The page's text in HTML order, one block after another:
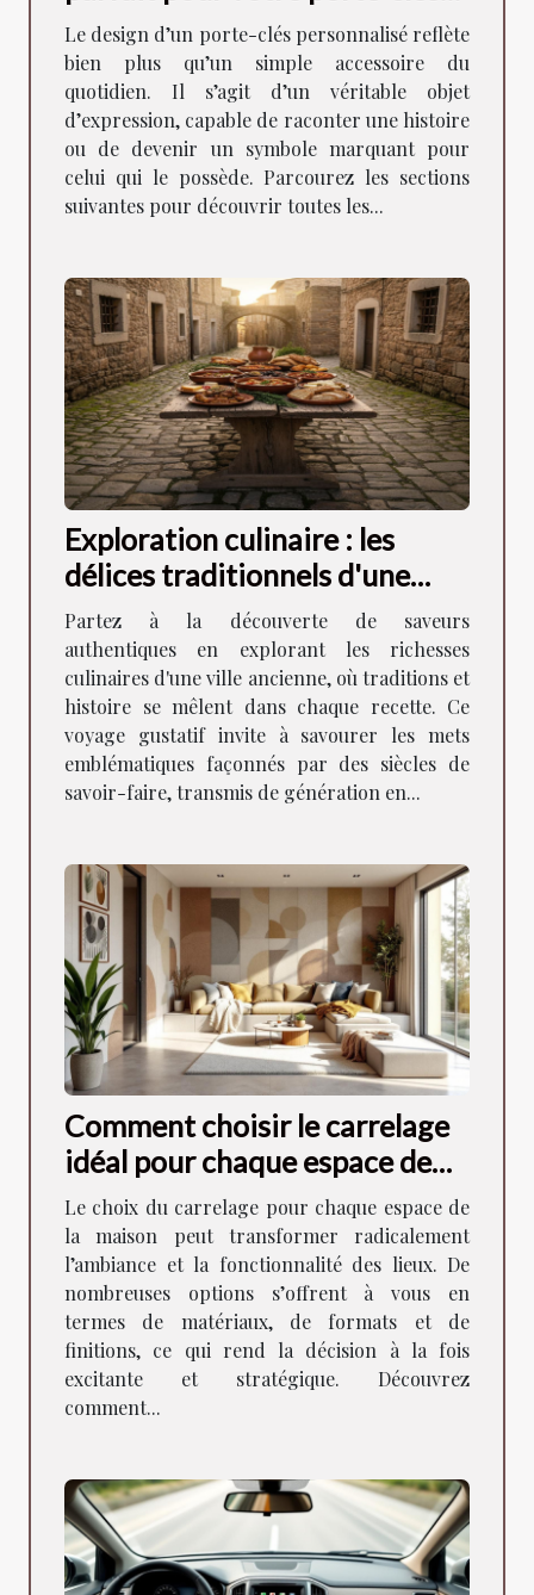
personnalisé ?
Le design d’un porte-clés personnalisé reflète
bien plus qu’un simple accessoire du
quotidien. Il s’agit d’un véritable objet
d’expression, capable de raconter une histoire
ou de devenir un symbole marquant pour
celui qui le possède. Parcourez les sections
suivantes pour découvrir toutes les...
Exploration culinaire : les
délices traditionnels d'une
ancienne ville
Partez à la découverte de saveurs
authentiques en explorant les richesses
culinaires d'une ville ancienne, où traditions et
histoire se mêlent dans chaque recette. Ce
voyage gustatif invite à savourer les mets
emblématiques façonnés par des siècles de
savoir-faire, transmis de génération en...
Comment choisir le carrelage
idéal pour chaque espace de
votre maison ?
Le choix du carrelage pour chaque espace de
la maison peut transformer radicalement
l’ambiance et la fonctionnalité des lieux. De
nombreuses options s’offrent à vous en
termes de matériaux, de formats et de
finitions, ce qui rend la décision à la fois
excitante et stratégique. Découvrez
comment...